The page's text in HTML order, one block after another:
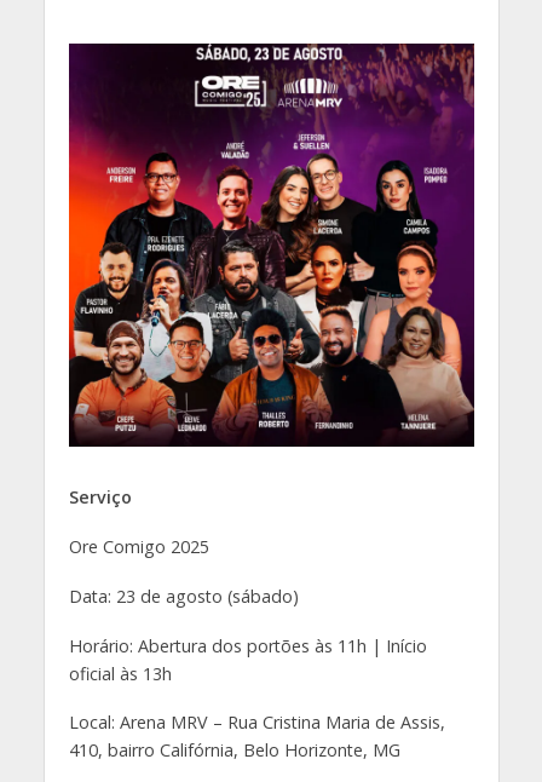
Serviço
Ore Comigo 2025
Data: 23 de agosto (sábado)
Horário: Abertura dos portões às 11h | Início
oficial às 13h
Local: Arena MRV – Rua Cristina Maria de Assis,
410, bairro Califórnia, Belo Horizonte, MG